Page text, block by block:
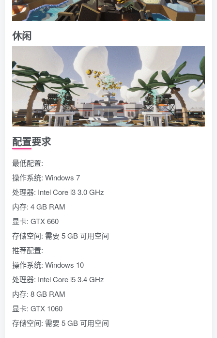
休闲
配置要求
最低配置:
操作系统: Windows 7
处理器: Intel Core i3 3.0 GHz
内存: 4 GB RAM
显卡: GTX 660
存储空间: 需要 5 GB 可用空间
推荐配置:
操作系统: Windows 10
处理器: Intel Core i5 3.4 GHz
内存: 8 GB RAM
显卡: GTX 1060
存储空间: 需要 5 GB 可用空间